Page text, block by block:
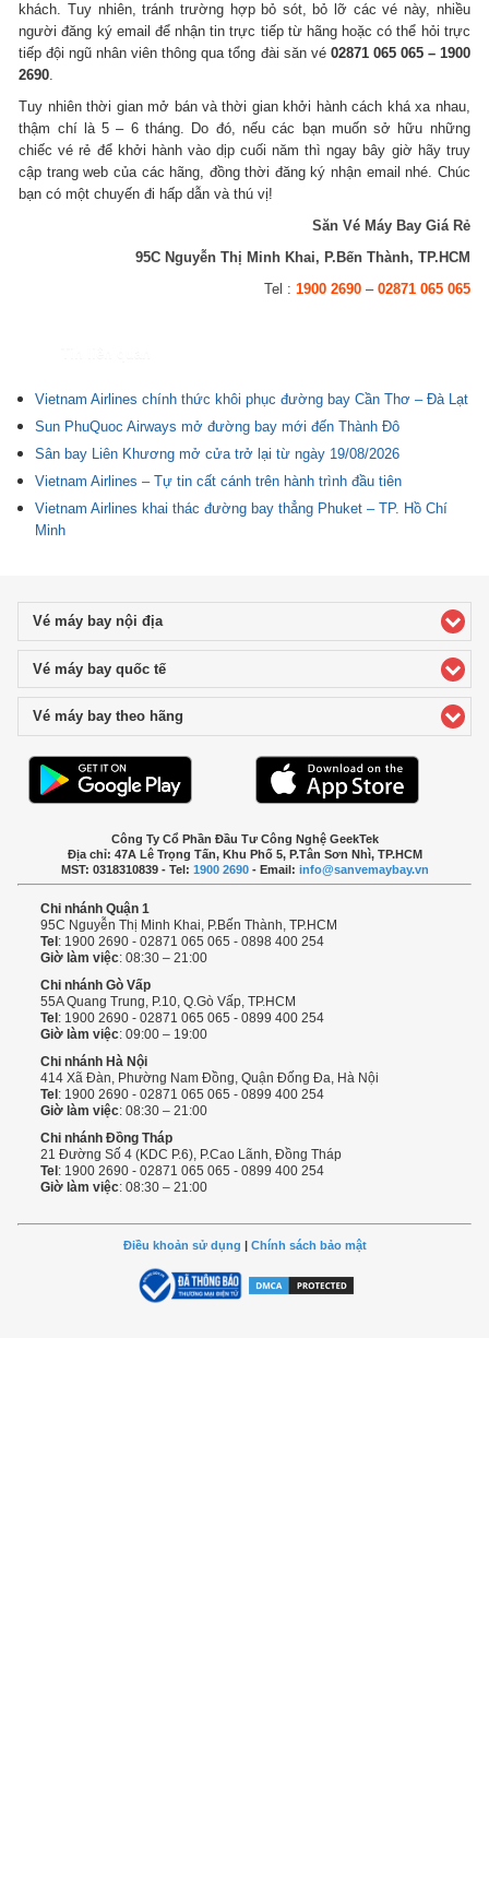
khách. Tuy nhiên, tránh trường hợp bỏ sót, bỏ lỡ các vé này, nhiều
người đăng ký email để nhận tin trực tiếp từ hãng hoặc có thể hỏi trực
tiếp đội ngũ nhân viên thông qua tổng đài săn vé 02871 065 065 – 1900
2690.
Tuy nhiên thời gian mở bán và thời gian khởi hành cách khá xa nhau,
thậm chí là 5 – 6 tháng. Do đó, nếu các bạn muốn sở hữu những
chiếc vé rẻ để khởi hành vào dịp cuối năm thì ngay bây giờ hãy truy
cập trang web của các hãng, đồng thời đăng ký nhận email nhé. Chúc
bạn có một chuyến đi hấp dẫn và thú vị!
Săn Vé Máy Bay Giá Rẻ
95C Nguyễn Thị Minh Khai, P.Bến Thành, TP.HCM
Tel : 1900 2690– 02871 065 065
Vietnam Airlines chính thức khôi phục đường bay Cần Thơ – Đà Lạt
Sun PhuQuoc Airways mở đường bay mới đến Thành Đô
Sân bay Liên Khương mở cửa trở lại từ ngày 19/08/2026
Vietnam Airlines – Tự tin cất cánh trên hành trình đầu tiên
Vietnam Airlines khai thác đường bay thẳng Phuket – TP. Hồ Chí
Minh
Vé máy bay nội địaclick to expand contents
Vé máy bay quốc tếclick to expand contents
Vé máy bay theo hãng
Công Ty Cổ Phần Đầu Tư Công Nghệ GeekTek
Địa chỉ: 47A Lê Trọng Tấn, Khu Phố 5, P.Tân Sơn Nhì, TP.HCM
MST: 0318310839 - Tel: 1900 2690- Email: info@sanvemaybay.vn
Chi nhánh Quận 1
95C Nguyễn Thị Minh Khai, P.Bến Thành, TP.HCM
Tel : 1900 2690 - 02871 065 065 - 0898 400 254
Giờ làm việc: 08:30 – 21:00
Chi nhánh Gò Vấp
55A Quang Trung, P.10, Q.Gò Vấp, TP.HCM
Tel : 1900 2690 - 02871 065 065 - 0899 400 254
Giờ làm việc: 09:00 – 19:00
Chi nhánh Hà Nội
414 Xã Đàn, Phường Nam Đồng, Quận Đống Đa, Hà Nội
Tel : 1900 2690 - 02871 065 065 - 0899 400 254
Giờ làm việc: 08:30 – 21:00
Chi nhánh Đồng Tháp
21 Đường Số 4 (KDC P.6), P.Cao Lãnh, Đồng Tháp
Tel : 1900 2690 - 02871 065 065 - 0899 400 254
Giờ làm việc: 08:30 – 21:00
Điều khoản sử dụng | Chính sách bảo mật